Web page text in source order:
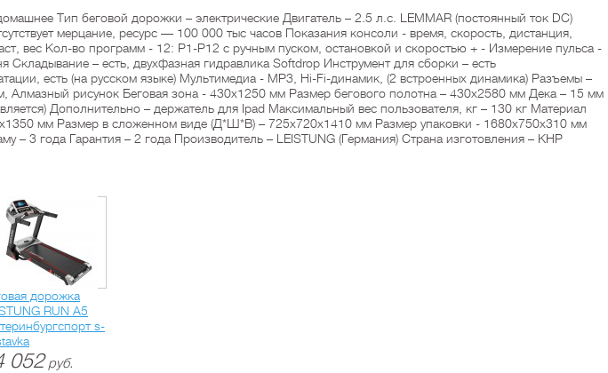
Тип беговой дорожки – электрические Двигатель – 2.5 л.с. LEMMAR (постоянный ток DC)
мерцание, ресурс — 100 000 тыс часов Показания консоли - время, скорость, дистанция,
вес Кол-во программ - 12: P1-P12 с ручным пуском, остановкой и скоростью + - Измерение пульса -
– есть, двухфазная гидравлика Softdrop Инструмент для сборки – есть
есть (на русском языке) Мультимедиа - MP3, Hi-Fi-динамик, (2 встроенных динамика) Разъемы –
Алмазный рисунок Беговая зона - 430x1250 мм Размер бегового полотна – 430х2580 мм Дека – 15 мм
Дополнительно – держатель для Ipad Максимальный вес пользователя, кг – 130 кг Материал
мм Размер в сложенном виде (Д*Ш*В) – 725х720х1410 мм Размер упаковки - 1680x750x310 мм
– 3 года Гарантия – 2 года Производитель – LEISTUNG (Германия) Страна изготовления – КНР
дорожка
RUN A5
s-
052 руб.